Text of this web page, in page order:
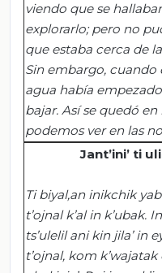
viendo que se
explorarlo; pero no
que estaba cerca de
Sin embargo, cuando
agua había
bajar. Así se quedó
podemos ver en las
Jant’ini’ ti
Ti biyal,an inikchik
t’ojnal k’alin k’ubak. In
ts’ulelilani kin jila’ in
t’ojnal, kom k’wajatak